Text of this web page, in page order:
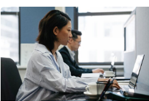
НОВЫЕ
ПРЕДМЕТЫ
ПО
ИСКУССТВЕННОМУ
ИНТЕЛЛЕКТУ